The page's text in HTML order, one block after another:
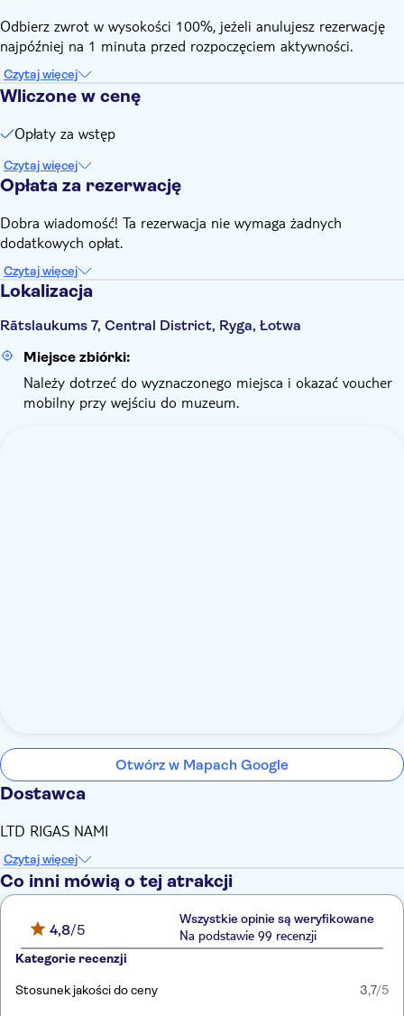
Odbierz zwrot w wysokości 100%, jeżeli anulujesz rezerwację
najpóźniej na 1 minuta przed rozpoczęciem aktywności.
Czytaj więcej
Wliczone w cenę
Opłaty za wstęp
Czytaj więcej
Opłata za rezerwację
Dobra wiadomość! Ta rezerwacja nie wymaga żadnych
dodatkowych opłat.
Czytaj więcej
Lokalizacja
Rātslaukums 7, Central District, Ryga, Łotwa
Miejsce zbiórki:
Należy dotrzeć do wyznaczonego miejsca i okazać voucher
mobilny przy wejściu do muzeum.
Otwórz w Mapach Google
Dostawca
LTD RIGAS NAMI
Czytaj więcej
Co inni mówią o tej atrakcji
4,8/5
Wszystkie opinie są weryfikowane
Na podstawie 99 recenzji
Kategorie recenzji
Stosunek jakości do ceny 3,7/5